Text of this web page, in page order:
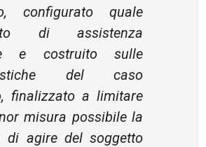
configurato quale
di assistenza
e costruito sulle
del caso
finalizzato a limitare
misura possibile la
di agire del soggetto